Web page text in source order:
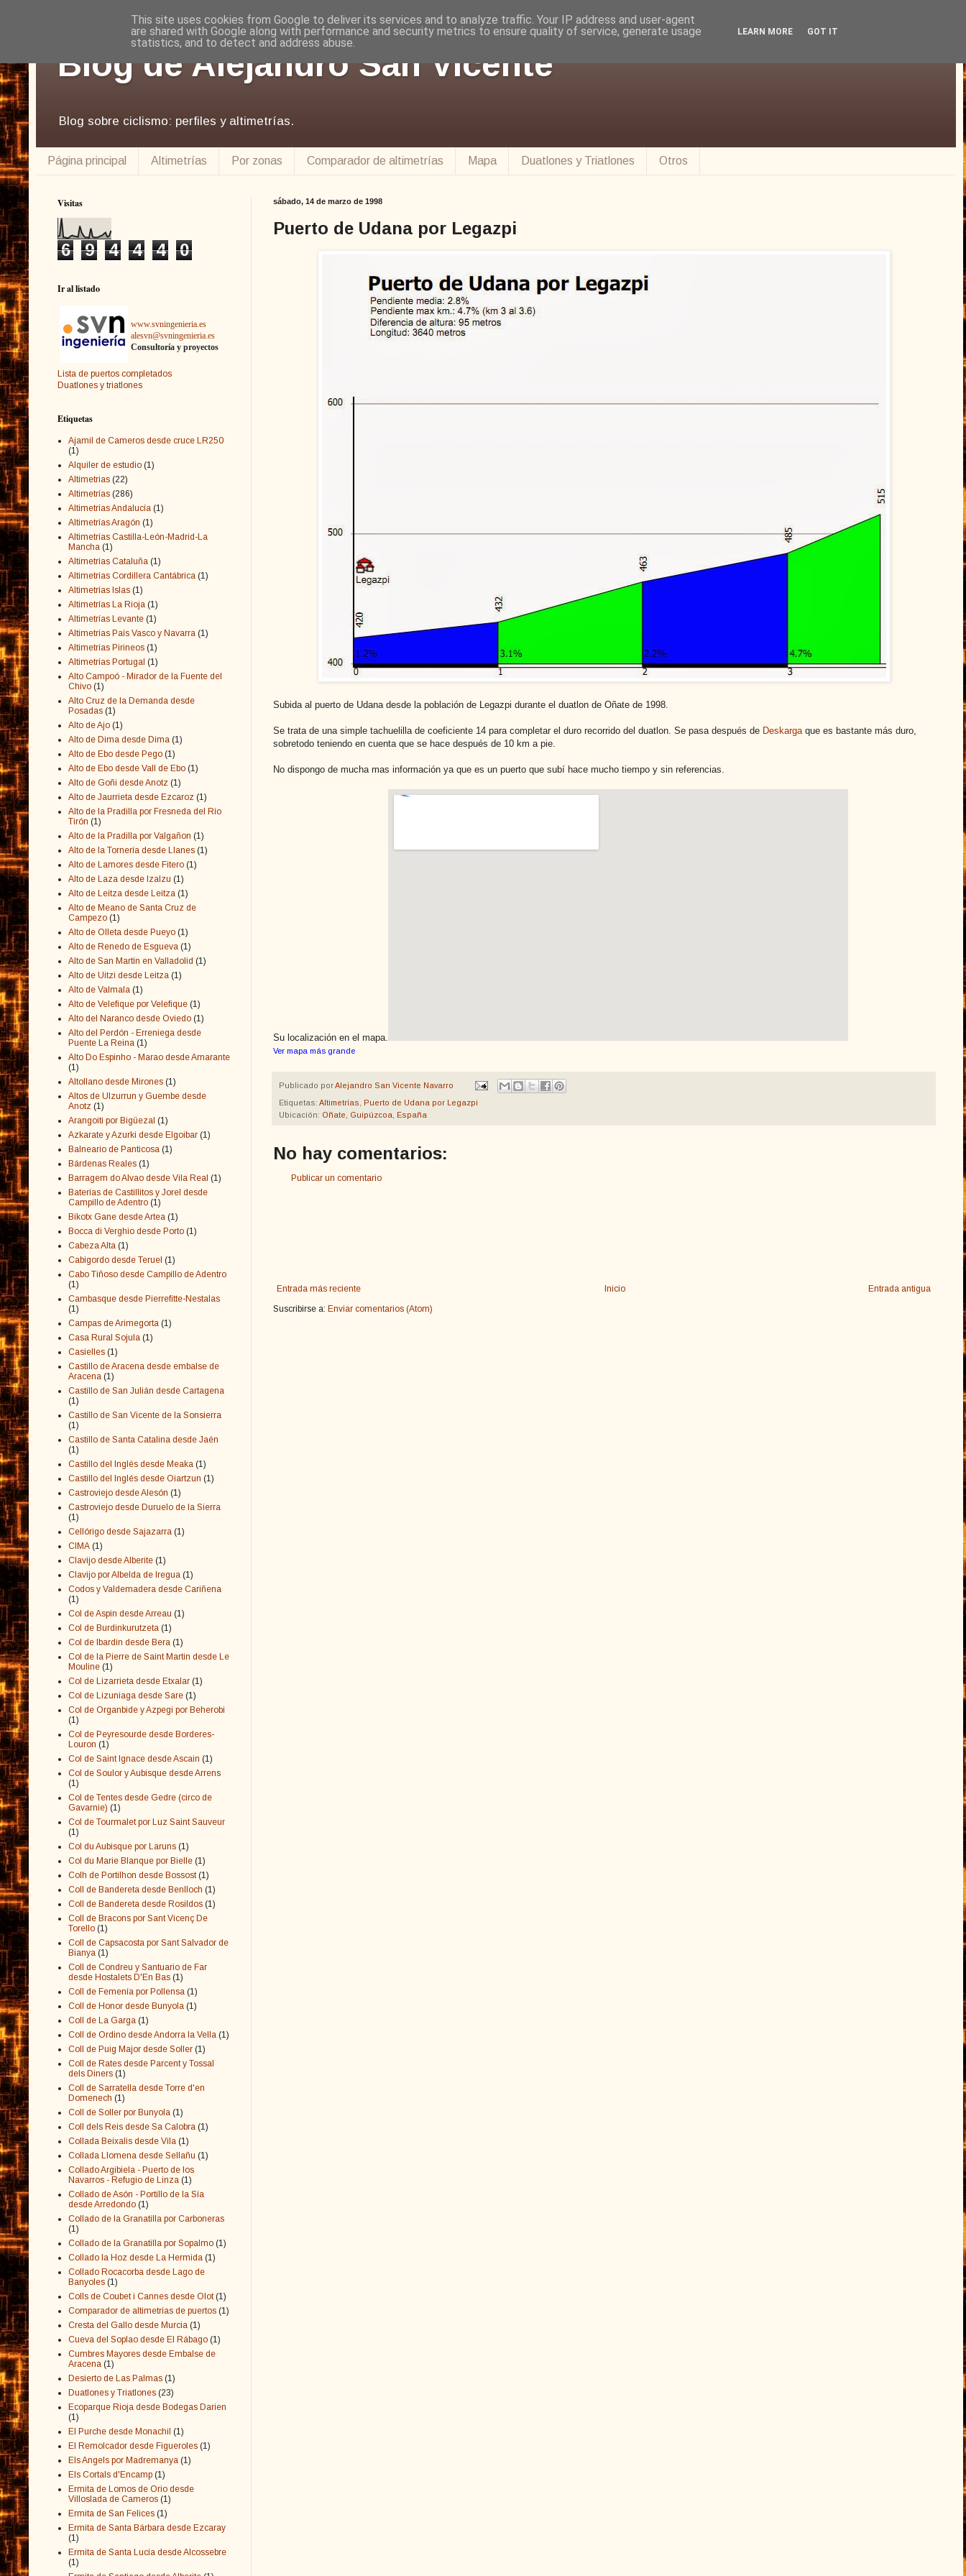
Blog de Alejandro San Vicente
Blog sobre ciclismo: perfiles y altimetrías.
Página principal Altimetrías Por zonas Comparador de altimetrías Mapa Duatlones y Triatlones Otros
sábado, 14 de marzo de 1998
Puerto de Udana por Legazpi
Subida al puerto de Udana desde la población de Legazpi durante el duatlon de Oñate de 1998.
Se trata de una simple tachuelilla de coeficiente 14 para completar el duro recorrido del duatlon. Se pasa después de Deskarga que es bastante más duro,
sobretodo teniendo en cuenta que se hace después de 10 km a pie.
No dispongo de mucha mas información ya que es un puerto que subí hace mucho tiempo y sin referencias.
Su localización en el mapa.
Ver mapa más grande
Publicado porAlejandro San Vicente Navarro
Etiquetas: Altimetrías
Puerto de Udana por Legazpi
Ubicación: Oñate, Guipúzcoa, España
No hay comentarios:
Publicar un comentario
Entrada más reciente Entrada antigua
Inicio
Suscribirse a: Enviar comentarios (Atom)
Visitas
6 9 4 4 4 0
Ir al listado
www.svningenieria.es
alesvn@svningenieria.es
Consultoría y proyectos
Lista de puertos completados
Duatlones y triatlones
Etiquetas
Ajamil de Cameros desde cruce LR250
(1)
Alquiler de estudio (1)
Altimetrias (22)
Altimetrías (286)
Altimetrías Andalucía (1)
Altimetrías Aragón (1)
Altimetrías Castilla-León-Madrid-La
Mancha (1)
Altimetrías Cataluña (1)
Altimetrías Cordillera Cantábrica (1)
Altimetrías Islas (1)
Altimetrías La Rioja (1)
Altimetrías Levante (1)
Altimetrías País Vasco y Navarra (1)
Altimetrias Pirineos (1)
Altimetrías Portugal (1)
Alto Campoó - Mirador de la Fuente del
Chivo (1)
Alto Cruz de la Demanda desde
Posadas (1)
Alto de Ajo (1)
Alto de Dima desde Dima (1)
Alto de Ebo desde Pego (1)
Alto de Ebo desde Vall de Ebo (1)
Alto de Goñi desde Anotz (1)
Alto de Jaurrieta desde Ezcaroz (1)
Alto de la Pradilla por Fresneda del Río
Tirón (1)
Alto de la Pradilla por Valgañon (1)
Alto de la Tornería desde Llanes (1)
Alto de Lamores desde Fitero (1)
Alto de Laza desde Izalzu (1)
Alto de Leitza desde Leitza (1)
Alto de Meano de Santa Cruz de
Campezo (1)
Alto de Olleta desde Pueyo (1)
Alto de Renedo de Esgueva (1)
Alto de San Martín en Valladolid (1)
Alto de Uitzi desde Leitza (1)
Alto de Valmala (1)
Alto de Velefique por Velefique (1)
Alto del Naranco desde Oviedo (1)
Alto del Perdón - Erreniega desde
Puente La Reina (1)
Alto Do Espinho - Marao desde Amarante
(1)
Altollano desde Mirones (1)
Altos de Ulzurrun y Guembe desde
Anotz (1)
Arangoiti por Bigüezal (1)
Azkarate y Azurki desde Elgoibar (1)
Balneario de Panticosa (1)
Bárdenas Reales (1)
Barragem do Alvao desde Vila Real (1)
Baterías de Castillitos y Jorel desde
Campillo de Adentro (1)
Bikotx Gane desde Artea (1)
Bocca di Verghio desde Porto (1)
Cabeza Alta (1)
Cabigordo desde Teruel (1)
Cabo Tiñoso desde Campillo de Adentro
(1)
Cambasque desde Pierrefitte-Nestalas
(1)
Campas de Arimegorta (1)
Casa Rural Sojula (1)
Casielles (1)
Castillo de Aracena desde embalse de
Aracena (1)
Castillo de San Julián desde Cartagena
(1)
Castillo de San Vicente de la Sonsierra
(1)
Castillo de Santa Catalina desde Jaén
(1)
Castillo del Inglés desde Meaka (1)
Castillo del Inglés desde Oiartzun (1)
Castroviejo desde Alesón (1)
Castroviejo desde Duruelo de la Sierra
(1)
Cellórigo desde Sajazarra (1)
CIMA (1)
Clavijo desde Alberite (1)
Clavijo por Albelda de Iregua (1)
Codos y Valdemadera desde Cariñena
(1)
Col de Aspin desde Arreau (1)
Col de Burdinkurutzeta (1)
Col de Ibardin desde Bera (1)
Col de la Pierre de Saint Martin desde Le
Mouline (1)
Col de Lizarrieta desde Etxalar (1)
Col de Lizuniaga desde Sare (1)
Col de Organbide y Azpegi por Beherobi
(1)
Col de Peyresourde desde Borderes-
Louron (1)
Col de Saint Ignace desde Ascain (1)
Col de Soulor y Aubisque desde Arrens
(1)
Col de Tentes desde Gedre (circo de
Gavarnie) (1)
Col de Tourmalet por Luz Saint Sauveur
(1)
Col du Aubisque por Laruns (1)
Col du Marie Blanque por Bielle (1)
Colh de Portilhon desde Bossost (1)
Coll de Bandereta desde Benlloch (1)
Coll de Bandereta desde Rosildos (1)
Coll de Bracons por Sant Vicenç De
Torello (1)
Coll de Capsacosta por Sant Salvador de
Bianya (1)
Coll de Condreu y Santuario de Far
desde Hostalets D'En Bas (1)
Coll de Femenía por Pollensa (1)
Coll de Honor desde Bunyola (1)
Coll de La Garga (1)
Coll de Ordino desde Andorra la Vella (1)
Coll de Puig Major desde Soller (1)
Coll de Rates desde Parcent y Tossal
dels Diners (1)
Coll de Sarratella desde Torre d'en
Domenech (1)
Coll de Soller por Bunyola (1)
Coll dels Reis desde Sa Calobra (1)
Collada Beixalis desde Vila (1)
Collada Llomena desde Sellañu (1)
Collado Argibiela - Puerto de los
Navarros - Refugio de Linza (1)
Collado de Asón - Portillo de la Sía
desde Arredondo (1)
Collado de la Granatilla por Carboneras
(1)
Collado de la Granatilla por Sopalmo (1)
Collado la Hoz desde La Hermida (1)
Collado Rocacorba desde Lago de
Banyoles (1)
Colls de Coubet i Cannes desde Olot (1)
Comparador de altimetrías de puertos (1)
Cresta del Gallo desde Murcia (1)
Cueva del Soplao desde El Rábago (1)
Cumbres Mayores desde Embalse de
Aracena (1)
Desierto de Las Palmas (1)
Duatlones y Triatlones (23)
Ecoparque Rioja desde Bodegas Darien
(1)
El Purche desde Monachil (1)
El Remolcador desde Figueroles (1)
Els Angels por Madremanya (1)
Els Cortals d'Encamp (1)
Ermita de Lomos de Orio desde
Villoslada de Cameros (1)
Ermita de San Felices (1)
Ermita de Santa Bárbara desde Ezcaray
(1)
Ermita de Santa Lucía desde Alcossebre
(1)
This site uses cookies from Google to deliver its services and to analyze traffic. Your IP address and user-agent
are shared with Google along with performance and security metrics to ensure quality of service, generate usage
statistics, and to detect and address abuse.
LEARN MORE GOT IT